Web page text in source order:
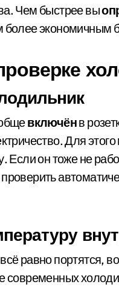
Чем быстрее вы
более экономичным
включёнв
Для
он тоже не
равно портятся,
современных